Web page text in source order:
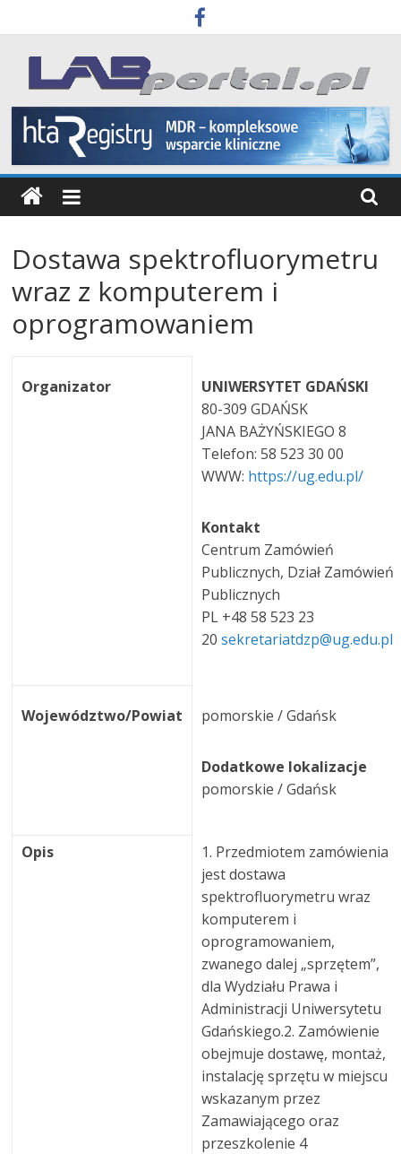
to
content
Labportal
Laboratoria
Aparatura
Badania
Dostawa spektrofluorymetru
wraz z komputerem i
oprogramowaniem
Organizator
UNIWERSYTET GDAŃSKI
80-309 GDAŃSK
JANA BAŻYŃSKIEGO 8
Telefon: 58 523 30 00
WWW: https://ug.edu.pl/
Kontakt
Centrum Zamówień
Publicznych, Dział Zamówień
Publicznych
PL +48 58 523 23
20sekretariatdzp@ug.edu.pl
Województwo/Powiat pomorskie / Gdańsk
Dodatkowe lokalizacje
pomorskie / Gdańsk
Opis
1. Przedmiotem zamówienia
jest dostawa
spektrofluorymetru wraz
komputerem i
oprogramowaniem,
zwanego dalej „sprzętem”,
dla Wydziału Prawa i
Administracji Uniwersytetu
Gdańskiego.2. Zamówienie
obejmuje dostawę, montaż,
instalację sprzętu w miejscu
wskazanym przez
Zamawiającego oraz
przeszkolenie 4